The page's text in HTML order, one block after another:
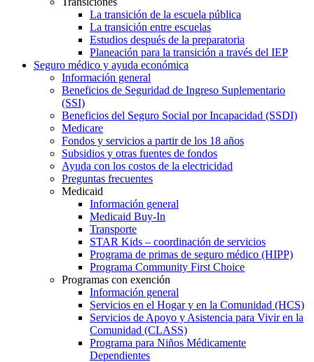
La transición de la escuela pública
La transición entre escuelas
Estudios después de la preparatoria
Planeación para la transición a través del IEP
Seguro médico y ayuda económica
Información general
Beneficios de Seguridad de Ingreso Suplementario
(SSI)
Beneficios del Seguro Social por Incapacidad (SSDI)
Medicare
Fondos y servicios a partir de los 18 años
Subsidios y otras fuentes de fondos
Ayuda con los costos de la electricidad
Preguntas frecuentes
Medicaid
Información general
Medicaid Buy-In
Transporte
STAR Kids – coordinación de servicios
Programa de primas de seguro médico (HIPP)
Programa Community First Choice
Programas con exención
Información general
Servicios en el Hogar y en la Comunidad (HCS)
Servicios de Apoyo y Asistencia para Vivir en la
Comunidad (CLASS)
Programa para Niños Médicamente
Dependientes